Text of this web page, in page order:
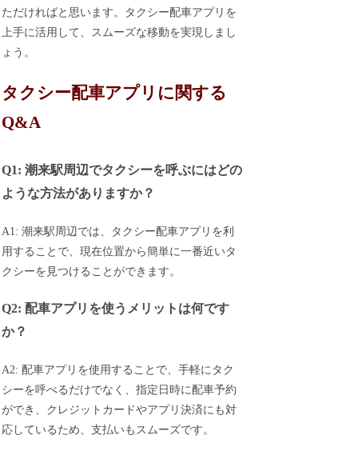
ただければと思います。タクシー配車アプリを
上手に活用して、スムーズな移動を実現しまし
ょう。
タクシー配車アプリに関する
Q&A
Q1: 潮来駅周辺でタクシーを呼ぶにはどの
ような方法がありますか？
A1: 潮来駅周辺では、タクシー配車アプリを利
用することで、現在位置から簡単に一番近いタ
クシーを見つけることができます。
Q2: 配車アプリを使うメリットは何です
か？
A2: 配車アプリを使用することで、手軽にタク
シーを呼べるだけでなく、指定日時に配車予約
ができ、クレジットカードやアプリ決済にも対
応しているため、支払いもスムーズです。